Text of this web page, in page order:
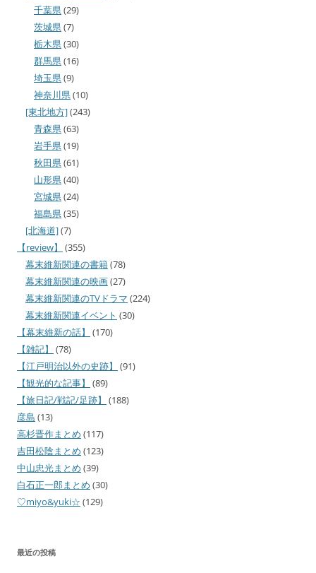
千葉県(29)
茨城県(7)
栃木県(30)
群馬県(16)
埼玉県(9)
神奈川県(10)
[東北地方](243)
青森県(63)
岩手県(19)
秋田県(61)
山形県(40)
宮城県(24)
福島県(35)
[北海道](7)
【review】
(355)
幕末維新関連の書籍(78)
幕末維新関連の映画(27)
幕末維新関連のTVドラマ (224)
幕末維新関連イベント (30)
【幕末維新の話】
(170)
【雑記】
(78)
【江戸明治以外の史跡】
(91)
【観光的な記事】
(89)
【旅日記/戦記/足跡】
(188)
彦島 (13)
高杉晋作まとめ (117)
吉田松陰まとめ (123)
中山忠光まとめ (39)
白石正一郎まとめ (30)
♡miyo&yuki☆ (129)
最近の投稿